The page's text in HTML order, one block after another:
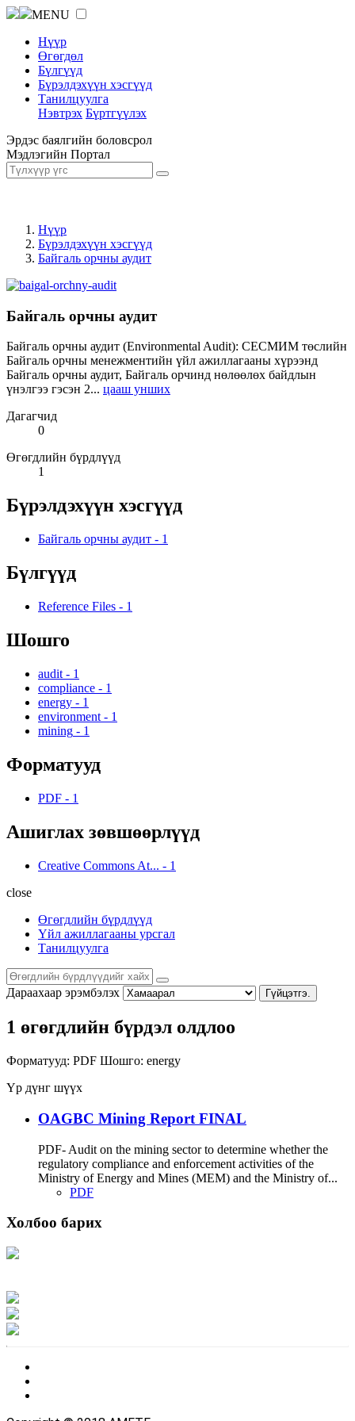
MENU
Нүүр
Өгөгдөл
Бүлгүүд
Бүрэлдэхүүн хэсгүүд
Танилцуулга
Нэвтрэх Бүртгүүлэх
Эрдэс баялгийн боловсрол
Мэдлэгийн Портал
Нүүр
Бүрэлдэхүүн хэсгүүд
Байгаль орчны аудит
Байгаль орчны аудит
Байгаль орчны аудит (Environmental Audit): СЕСМИМ төслийн
Байгаль орчны менежментийн үйл ажиллагааны хүрээнд
Байгаль орчны аудит, Байгаль орчинд нөлөөлөх байдлын
үнэлгээ гэсэн 2... цааш унших
Дагагчид
0
Өгөгдлийн бүрдлүүд
1
Бүрэлдэхүүн хэсгүүд
Байгаль орчны аудит - 1
Бүлгүүд
Reference Files - 1
Шошго
audit - 1
compliance - 1
energy - 1
environment - 1
mining - 1
Форматууд
PDF - 1
Ашиглах зөвшөөрлүүд
Creative Commons At... - 1
close
Өгөгдлийн бүрдлүүд
Үйл ажиллагааны урсгал
Танилцуулга
Дараахаар эрэмбэлэх Гүйцэтгэ.
1 өгөгдлийн бүрдэл олдлоо
Форматууд: PDF Шошго: energy
Үр дүнг шүүх
OAGBC Mining Report FINAL
PDF- Audit on the mining sector to determine whether the
regulatory compliance and enforcement activities of the
Ministry of Energy and Mines (MEM) and the Ministry of...
PDF
Холбоо барих